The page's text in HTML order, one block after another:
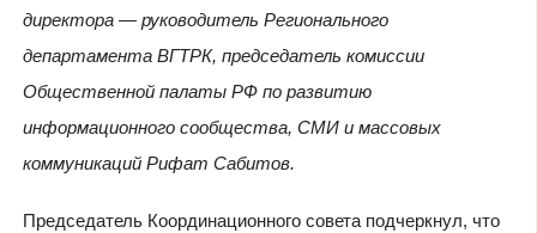
директора — руководитель Регионального
департамента ВГТРК, председатель комиссии
Общественной палаты РФ по развитию
информационного сообщества, СМИ и массовых
коммуникаций Рифат Сабитов.
Председатель Координационного совета подчеркнул, что